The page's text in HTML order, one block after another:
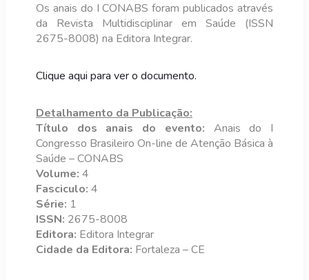
Os anais do I CONABS foram publicados através
da Revista Multidisciplinar em Saúde (ISSN
2675-8008) na Editora Integrar.
Clique aqui para ver o documento.
Detalhamento da Publicação:
Título dos anais do evento: Anais do I
Congresso Brasileiro On-line de Atenção Básica à
Saúde – CONABS
Volume: 4
Fasciculo: 4
Série: 1
ISSN: 2675-8008
Editora: Editora Integrar
Cidade da Editora: Fortaleza – CE